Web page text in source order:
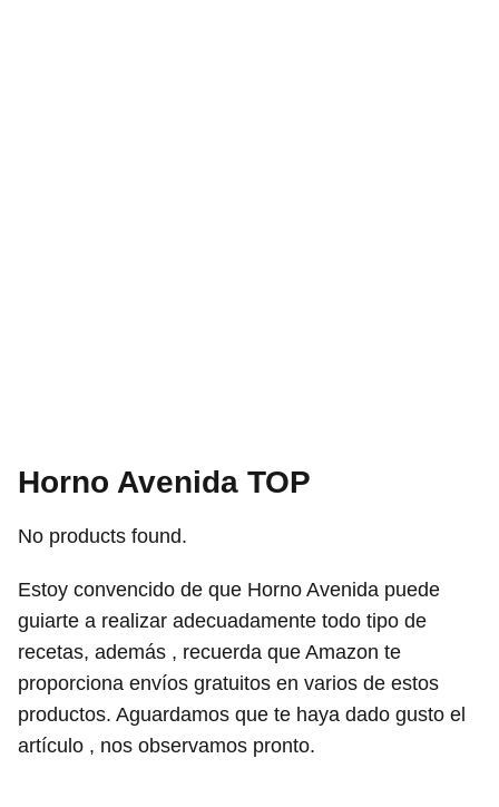
Horno Avenida TOP
No products found.
Estoy convencido de que Horno Avenida puede
guiarte a realizar adecuadamente todo tipo de
recetas, además , recuerda que Amazon te
proporciona envíos gratuitos en varios de estos
productos. Aguardamos que te haya dado gusto el
artículo , nos observamos pronto.